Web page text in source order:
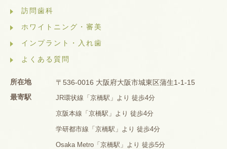
訪問歯科
ホワイトニング・審美
インプラント・入れ歯
よくある質問
所在地
〒536-0016 大阪府大阪市城東区蒲生1-1-15
最寄駅
JR環状線「京橋駅」より 徒歩4分
京阪本線「京橋駅」より 徒歩4分
学研都市線「京橋駅」より 徒歩4分
Osaka Metro「京橋駅」より 徒歩5分